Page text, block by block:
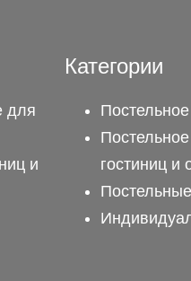
для
и
Категории
гостиниц и